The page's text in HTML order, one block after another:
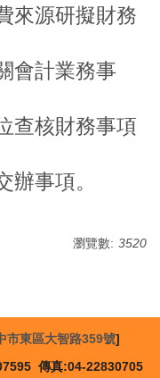
研擬財務
業務事
財務事項
項。
瀏覽數: 3520
市東區大智路359號]
傳真:04-22830705